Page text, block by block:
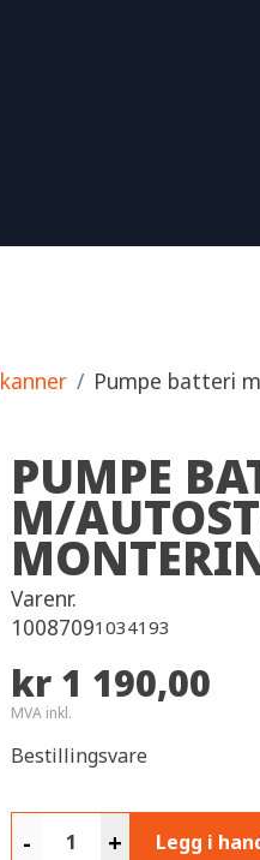
Pumpe batteri
PUMPE
M/
Varenr.
10087091034193
kr 1 190,00
MVA inkl.
Bestillingsvare
- + Legg i